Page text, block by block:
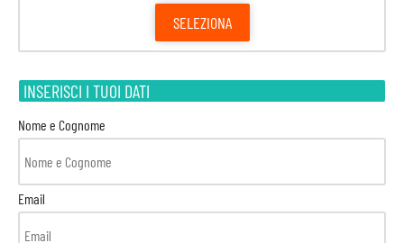
SELEZIONA
INSERISCI I TUOI DATI
Nome e Cognome
Email